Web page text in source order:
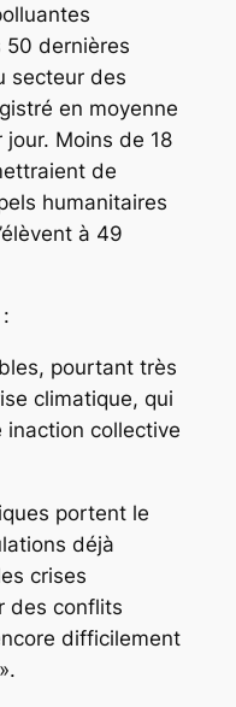
50 dernières
secteur des
en moyenne
Moins de 18
de
humanitaires
à 49
pourtant très
climatique, qui
collective
portent le
déjà
crises
des conflits
difficilement